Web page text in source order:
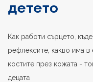
детето
Как работи сърцето,
рефлексите, какво има в
костите през кожата -
децата